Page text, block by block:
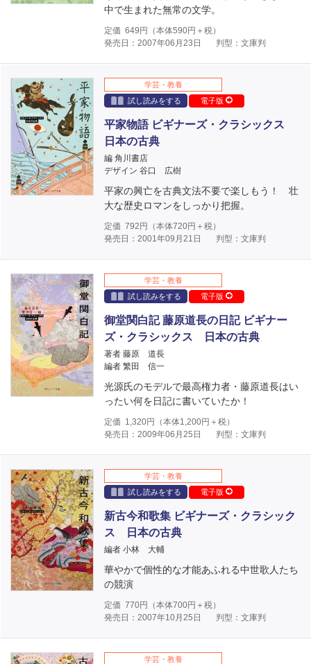
中で生まれた無常の文学。
定価 649 円（本体590円＋税）
発売日：2007年06月23日
判型：文庫判
学芸・教養
試し読みをする
電子版
平家物語 ビギナーズ・クラシックス
日本の古典
編 角川書店
デザイン 谷口 広樹
平家の興亡を古典文法不要で楽しもう！ 壮
大な歴史ロマンをしっかり把握。
定価 792 円（本体720円＋税）
発売日：2001年09月21日
判型：文庫判
学芸・教養
試し読みをする
電子版
御堂関白記 藤原道長の日記 ビギナー
ズ・クラシックス 日本の古典
著者 藤原 道長
編者 繁田 信一
光源氏のモデルで最高権力者・藤原道長はい
ったい何を日記に書いていたか！
定価 1,320円（本体1,200円＋税）
発売日：2009年06月25日
判型：文庫判
学芸・教養
試し読みをする
電子版
新古今和歌集 ビギナーズ・クラシック
ス 日本の古典
編者 小林 大輔
華やかで個性的な才能あふれる中世歌人たち
の競演
定価 770円（本体700円＋税）
発売日：2007年10月25日
判型：文庫判
学芸・教養